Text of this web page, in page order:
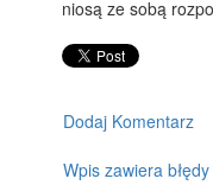
niosą ze sobą
Dodaj Komentarz
Wpis zawiera błędy